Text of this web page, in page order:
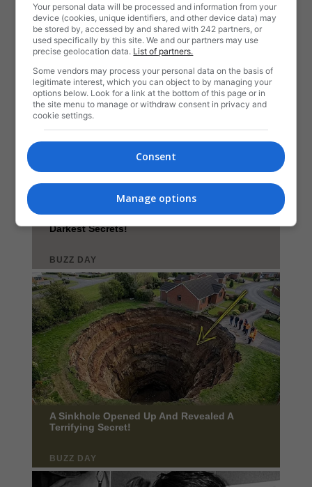
Your personal data will be processed and information from your
device (cookies, unique identifiers, and other device data) may
be stored by, accessed by and shared with 242 partners, or
used specifically by this site. We and our partners may use
precise geolocation data. List of partners.
Some vendors may process your personal data on the basis of
legitimate interest, which you can object to by managing your
options below. Look for a link at the bottom of this page or in
the site menu to manage or withdraw consent in privacy and
cookie settings.
Consent
Manage options